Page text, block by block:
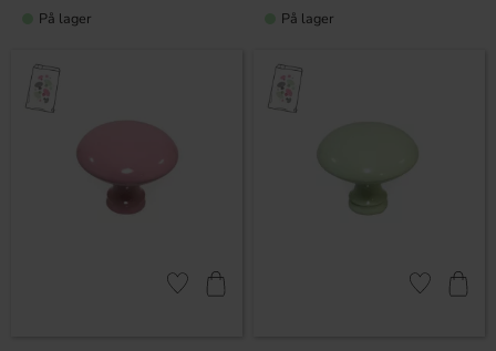
På lager På lager
Lagre som favoritt Lagre som